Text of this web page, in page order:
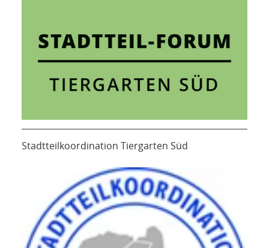
Stadtteilkoordination Tiergarten Süd